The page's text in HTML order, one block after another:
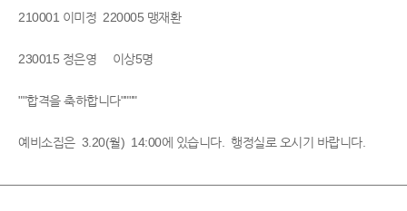
210001 이미정 220005 맹재환
230015 정은영 이상5명
""합격을 축하합니다""""
예비소집은 3.20(월) 14:00에 있습니다. 행정실로 오시기 바랍니다.